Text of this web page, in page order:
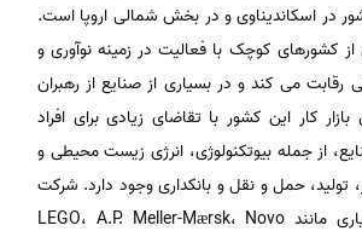
در اسکاندیناوی و در بخش شمالی اروپا است.
از کشورهای کوچک با فعالیت در زمینه نوآوری و
می کند و در بسیاری از صنایع از رهبران
کار این کشور با تقاضای زیادی برای افراد
از جمله بیوتکنولوژی، انرژی زیست محیطی و
تولید، حمل و نقل و بانکداری وجود دارد. شرکت
های چند ملیتی بسیاری مانند LEGO، A.P. Meller-Mærsk، Novo